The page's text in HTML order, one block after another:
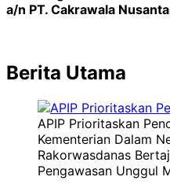
a/n PT. Cakrawala
Berita Utama
APIP Prioritaskan
Kementerian Dalam
Rakorwasdanas
Pengawasan Unggul